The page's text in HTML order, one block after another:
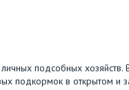
подсобных
подкормок в открытом и